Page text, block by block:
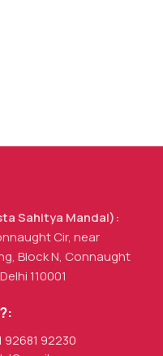
Sahitya Mandal):
Cir, near
Block N, Connaught
110001
92681 92230